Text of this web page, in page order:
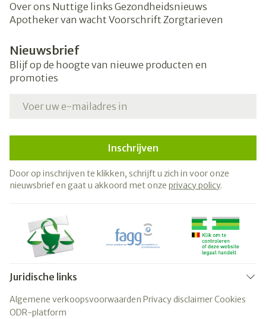
Over ons Nuttige links Gezondheidsnieuws
Apotheker van wacht Voorschrift Zorgtarieven
Nieuwsbrief
Blijf op de hoogte van nieuwe producten en
promoties
Inschrijven
Door op inschrijven te klikken, schrijft u zich in voor onze
nieuwsbrief en gaat u akkoord met onze privacy policy.
Juridische links
Algemene verkoopsvoorwaarden Privacy disclaimerCookies
ODR-platform